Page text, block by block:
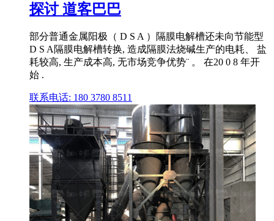
探讨 道客巴巴
部分普通金属阳极（ D S A ）隔膜电解槽还未向节能型
D S A隔膜电解槽转换, 造成隔膜法烧碱生产的电耗、 盐
耗较高, 生产成本高, 无市场竞争优势¨ 。 在20 0 8 年开
始 .
联系电话: 180 3780 8511